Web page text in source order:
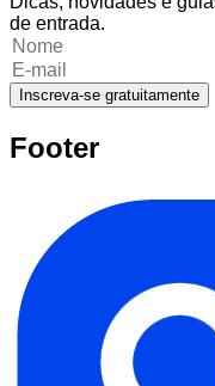
de entrada.
Inscreva-se gratuitamente
Footer